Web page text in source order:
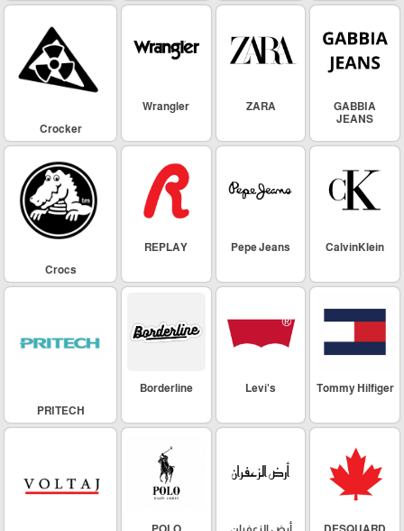
GABBIA
JEANS
ZARA
Wrangler
Crocker
CalvinKlein
Pepe Jeans
REPLAY
Crocs
Tommy Hilfiger
Levi's
Borderline
PRITECH